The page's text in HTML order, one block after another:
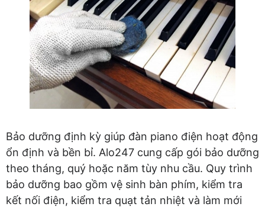
Bảo dưỡng định kỳ giúp đàn piano điện hoạt động
ổn định và bền bỉ. Alo247 cung cấp gói bảo dưỡng
theo tháng, quý hoặc năm tùy nhu cầu. Quy trình
bảo dưỡng bao gồm vệ sinh bàn phím, kiểm tra
kết nối điện, kiểm tra quạt tản nhiệt và làm mới